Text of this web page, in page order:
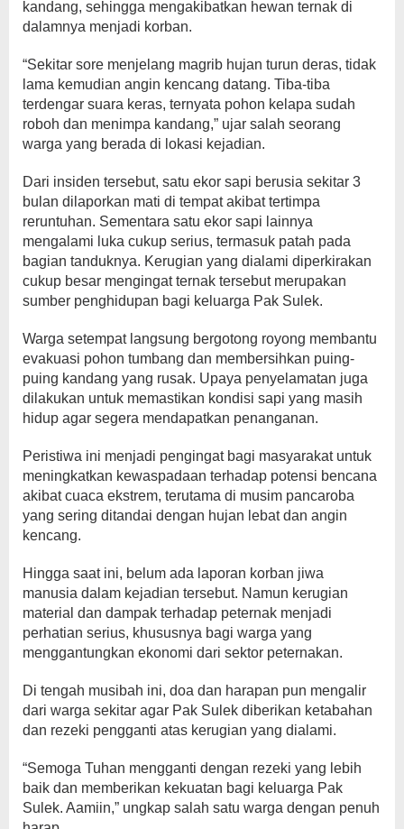
kandang, sehingga mengakibatkan hewan ternak di
dalamnya menjadi korban.
“Sekitar sore menjelang magrib hujan turun deras, tidak
lama kemudian angin kencang datang. Tiba-tiba
terdengar suara keras, ternyata pohon kelapa sudah
roboh dan menimpa kandang,” ujar salah seorang
warga yang berada di lokasi kejadian.
Dari insiden tersebut, satu ekor sapi berusia sekitar 3
bulan dilaporkan mati di tempat akibat tertimpa
reruntuhan. Sementara satu ekor sapi lainnya
mengalami luka cukup serius, termasuk patah pada
bagian tanduknya. Kerugian yang dialami diperkirakan
cukup besar mengingat ternak tersebut merupakan
sumber penghidupan bagi keluarga Pak Sulek.
Warga setempat langsung bergotong royong membantu
evakuasi pohon tumbang dan membersihkan puing-
puing kandang yang rusak. Upaya penyelamatan juga
dilakukan untuk memastikan kondisi sapi yang masih
hidup agar segera mendapatkan penanganan.
Peristiwa ini menjadi pengingat bagi masyarakat untuk
meningkatkan kewaspadaan terhadap potensi bencana
akibat cuaca ekstrem, terutama di musim pancaroba
yang sering ditandai dengan hujan lebat dan angin
kencang.
Hingga saat ini, belum ada laporan korban jiwa
manusia dalam kejadian tersebut. Namun kerugian
material dan dampak terhadap peternak menjadi
perhatian serius, khususnya bagi warga yang
menggantungkan ekonomi dari sektor peternakan.
Di tengah musibah ini, doa dan harapan pun mengalir
dari warga sekitar agar Pak Sulek diberikan ketabahan
dan rezeki pengganti atas kerugian yang dialami.
“Semoga Tuhan mengganti dengan rezeki yang lebih
baik dan memberikan kekuatan bagi keluarga Pak
Sulek. Aamiin,” ungkap salah satu warga dengan penuh